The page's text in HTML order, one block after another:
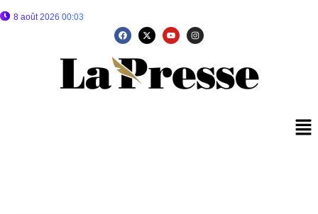
8 août 2026 00:03